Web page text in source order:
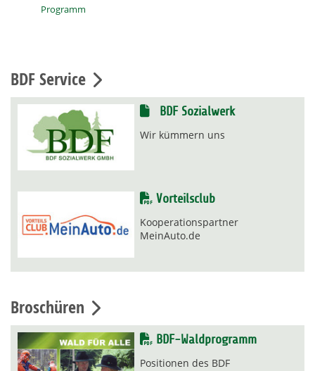
Programm
BDF Service
BDF Sozialwerk
Wir kümmern uns
Vorteilsclub
Kooperationspartner
MeinAuto.de
Broschüren
BDF-Waldprogramm
Positionen des BDF